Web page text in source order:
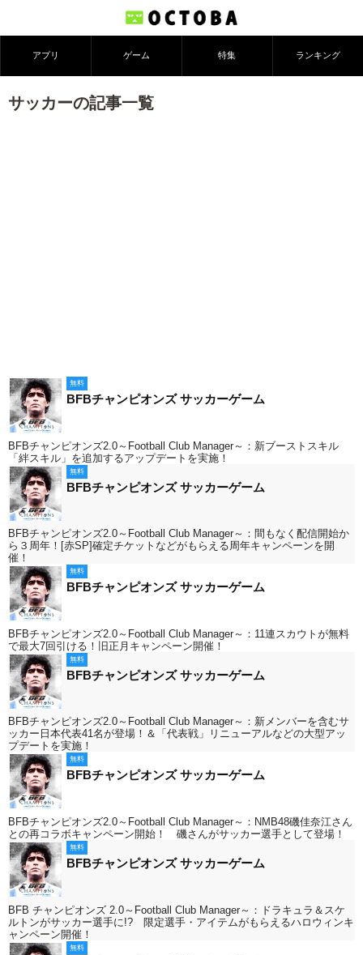
アプリ ゲーム 特集 ランキング
サッカーの記事一覧
無料
BFBチャンピオンズ サッカーゲーム
BFBチャンピオンズ2.0～Football Club Manager～：新ブーストスキル
「絆スキル」を追加するアップデートを実施！
無料
BFBチャンピオンズ サッカーゲーム
BFBチャンピオンズ2.0～Football Club Manager～：間もなく配信開始か
ら３周年！[赤SP]確定チケットなどがもらえる周年キャンペーンを開
催！
無料
BFBチャンピオンズ サッカーゲーム
BFBチャンピオンズ2.0～Football Club Manager～：11連スカウトが無料
で最大7回引ける！旧正月キャンペーン開催！
無料
BFBチャンピオンズ サッカーゲーム
BFBチャンピオンズ2.0～Football Club Manager～：新メンバーを含むサ
ッカー日本代表41名が登場！＆「代表戦」リニューアルなどの大型アッ
プデートを実施！
無料
BFBチャンピオンズ サッカーゲーム
BFBチャンピオンズ2.0～Football Club Manager～：NMB48磯佳奈江さん
との再コラボキャンペーン開始！ 磯さんがサッカー選手として登場！
無料
BFBチャンピオンズ サッカーゲーム
BFB チャンピオンズ 2.0～Football Club Manager～：ドラキュラ＆スケ
ルトンがサッカー選手に!? 限定選手・アイテムがもらえるハロウィンキ
ャンペーン開催！
無料